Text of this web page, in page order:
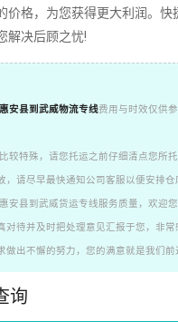
价格，为您获得更大利润。快
解决后顾之忧!
安县到武威物流专线费用与时效仅供
较特殊，请您托运之前仔细清点您所
，请尽早最快通知公司客服以便安排仓
安县到武威货运专线服务质量，欢迎
对待并及时把处理意见汇报于您，非
做出不懈的努力，您的满意就是我们前
询